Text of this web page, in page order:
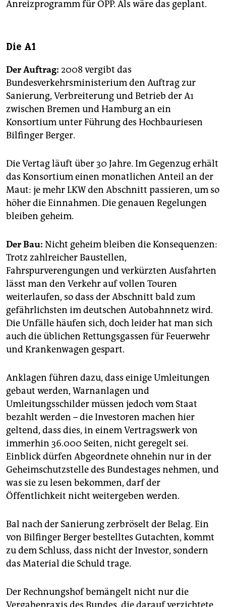
Anreizprogramm für ÖPP. Als wäre das geplant.
Die A1
Der Auftrag: 2008 vergibt das
Bundesverkehrsministerium den Auftrag zur
Sanierung, Verbreiterung und Betrieb der A1
zwischen Bremen und Hamburg an ein
Konsortium unter Führung des Hochbauriesen
Bilfinger Berger.
Die Vertag läuft über 30 Jahre. Im Gegenzug erhält
das Konsortium einen monatlichen Anteil an der
Maut: je mehr LKW den Abschnitt passieren, um so
höher die Einnahmen. Die genauen Regelungen
bleiben geheim.
Der Bau: Nicht geheim bleiben die Konsequenzen:
Trotz zahlreicher Baustellen,
Fahrspurverengungen und verkürzten Ausfahrten
lässt man den Verkehr auf vollen Touren
weiterlaufen, so dass der Abschnitt bald zum
gefährlichsten im deutschen Autobahnnetz wird.
Die Unfälle häufen sich, doch leider hat man sich
auch die üblichen Rettungsgassen für Feuerwehr
und Krankenwagen gespart.
Anklagen führen dazu, dass einige Umleitungen
gebaut werden, Warnanlagen und
Umleitungsschilder müssen jedoch vom Staat
bezahlt werden – die Investoren machen hier
geltend, dass dies, in einem Vertragswerk von
immerhin 36.000 Seiten, nicht geregelt sei.
Einblick dürfen Abgeordnete ohnehin nur in der
Geheimschutzstelle des Bundestages nehmen, und
was sie zu lesen bekommen, darf der
Öffentlichkeit nicht weitergeben werden.
Bal nach der Sanierung zerbröselt der Belag. Ein
von Bilfinger Berger bestelltes Gutachten, kommt
zu dem Schluss, dass nicht der Investor, sondern
das Material die Schuld trage.
Der Rechnungshof bemängelt nicht nur die